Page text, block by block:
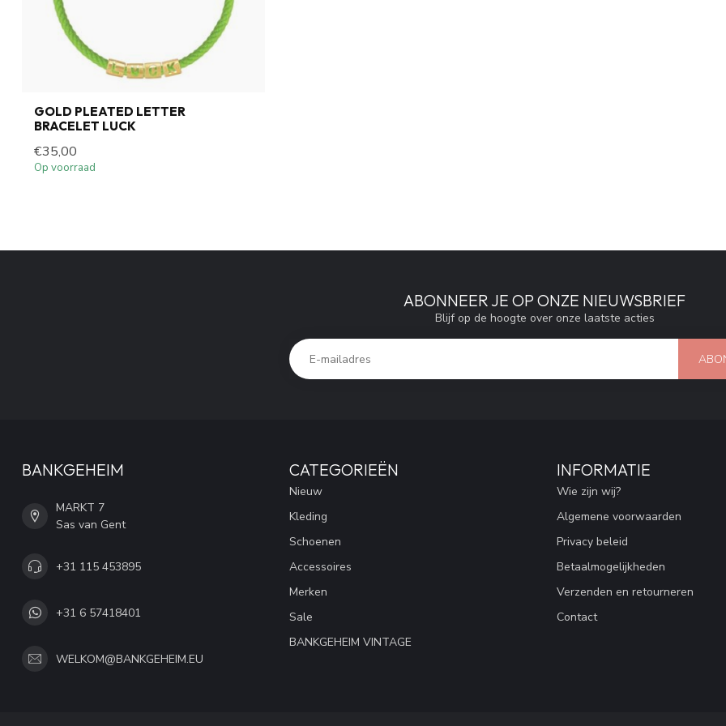
GOLD PLEATED LETTER
BRACELET LUCK
€35,00
Op voorraad
ABONNEER JE OP ONZE NIEUWSBRIEF
Blijf op de hoogte over onze laatste acties
BANKGEHEIM
MARKT 7
Sas van Gent
+31 115 453895
+31 6 57418401
WELKOM@BANKGEHEIM.EU
CATEGORIEËN
Nieuw
Kleding
Schoenen
Accessoires
Merken
Sale
BANKGEHEIM VINTAGE
INFORMATIE
Wie zijn wij?
Algemene voorwaarden
Privacy beleid
Betaalmogelijkheden
Verzenden en retourneren
Contact